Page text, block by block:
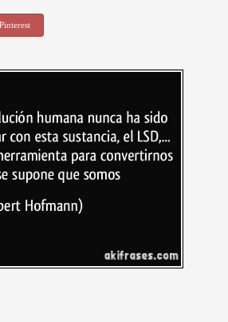
Pinterest